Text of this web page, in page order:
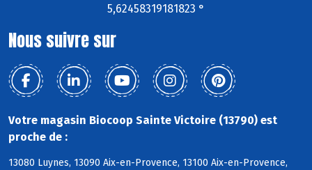
5,62458319181823 °
Nous suivre sur
Votre magasin Biocoop Sainte Victoire (13790) est
proche de :
13080 Luynes, 13090 Aix-en-Provence, 13100 Aix-en-Provence,